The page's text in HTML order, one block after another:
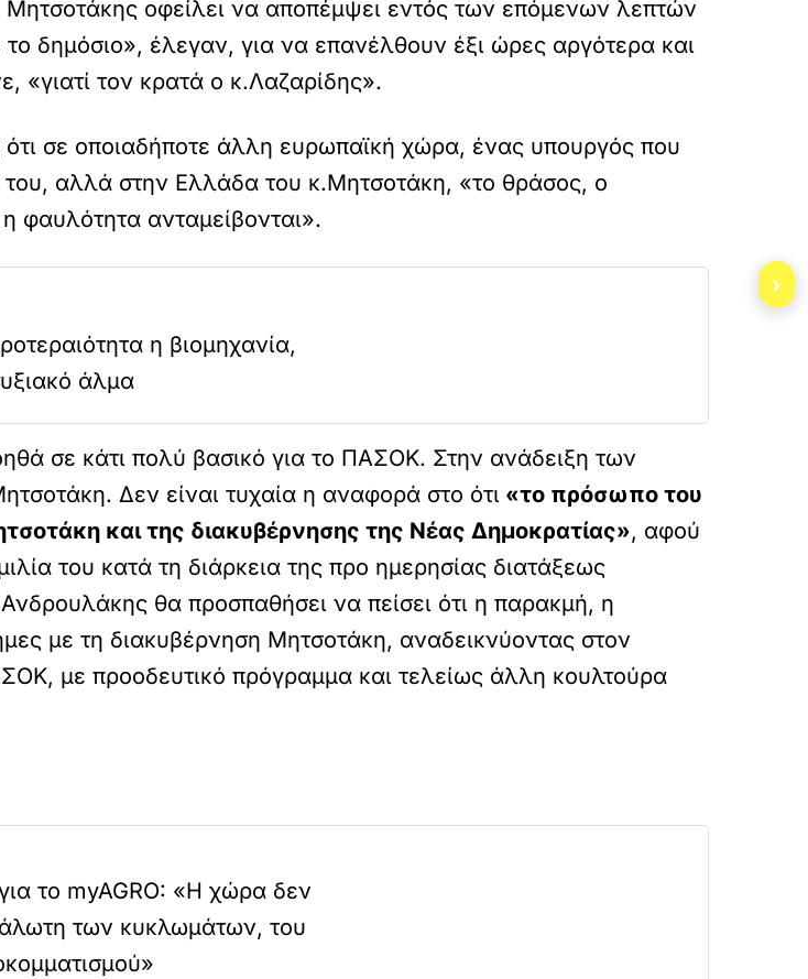
οφείλει να αποπέμψει εντός των επόμενων λεπτών
δημόσιο», έλεγαν, για να επανέλθουν έξι ώρες αργότερα και
«γιατί τον κρατά ο κ.Λαζαρίδης».
σε οποιαδήποτε άλλη ευρωπαϊκή χώρα, ένας υπουργός που
του, αλλά στην Ελλάδα του κ.Μητσοτάκη, «το θράσος, ο
φαυλότητα ανταμείβονται».
η βιομηχανία,
άλμα
σε κάτι πολύ βασικό για το ΠΑΣΟΚ. Στην ανάδειξη των
Δεν είναι τυχαία η αναφορά στο ότι «το πρόσωπο του
και της διακυβέρνησης της Νέας Δημοκρατίας», αφού
του κατά τη διάρκεια της προ ημερησίας διατάξεως
θα προσπαθήσει να πείσει ότι η παρακμή, η
με τη διακυβέρνηση Μητσοτάκη, αναδεικνύοντας στον
με προοδευτικό πρόγραμμα και τελείως άλλη κουλτούρα
το myAGRO: «Η χώρα δεν
των κυκλωμάτων, του
›